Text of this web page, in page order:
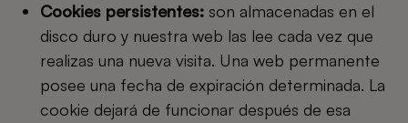
Cookies persistentes: son almacenadas en el
disco duro y nuestra web las lee cada vez que
realizas una nueva visita. Una web permanente
posee una fecha de expiración determinada. La
cookie dejará de funcionar después de esa